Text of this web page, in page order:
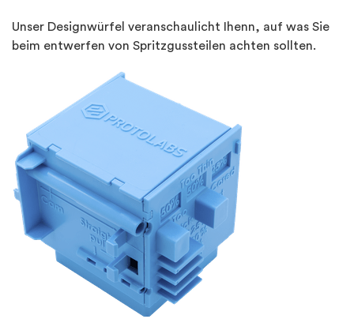
Unser Designwürfel veranschaulicht Ihenn, auf was Sie
beim entwerfen von Spritzgussteilen achten sollten.